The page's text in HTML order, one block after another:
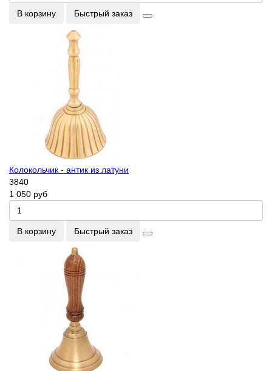
В корзину Быстрый заказ
Колокольчик - антик из латуни
3840
1 050 руб
В корзину Быстрый заказ